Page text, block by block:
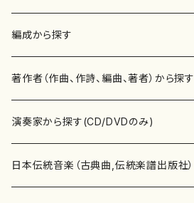
楽譜
書籍
書籍
テキストブック
CD・DVD
チケット
編成から探す
邦楽器
箏・琴（ソロ）
箏・琴（合奏）
合唱
混声合唱
歌・声
著作者（作曲、作詩、編曲、著者）から探す
あ行
青木省三(アオキ ショウゾウ)
か行
演奏家から探す(CD/DVDのみ)
邦楽（箏、三味線、尺八等）演奏家
日本伝統音楽（古典曲,伝統楽譜出版社）